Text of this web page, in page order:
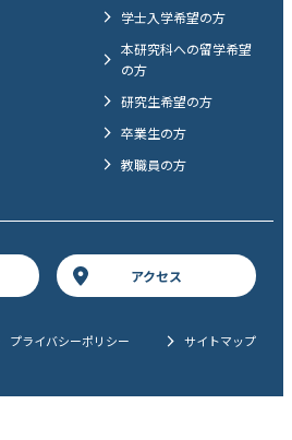
学士入学希望の方
本研究科への留学希望
の方
研究生希望の方
卒業生の方
教職員の方
アクセス
プライバシーポリシー サイトマップ